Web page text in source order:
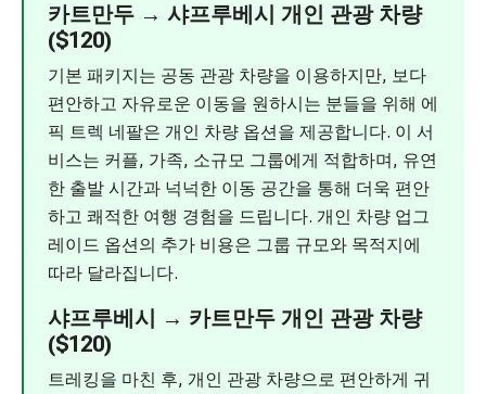
카트만두 → 샤프루베시 개인 관광 차량
($120)
기본 패키지는 공동 관광 차량을 이용하지만, 보다
편안하고 자유로운 이동을 원하시는 분들을 위해 에
픽 트렉 네팔은 개인 차량 옵션을 제공합니다. 이 서
비스는 커플, 가족, 소규모 그룹에게 적합하며, 유연
한 출발 시간과 넉넉한 이동 공간을 통해 더욱 편안
하고 쾌적한 여행 경험을 드립니다. 개인 차량 업그
레이드 옵션의 추가 비용은 그룹 규모와 목적지에
따라 달라집니다.
샤프루베시 → 카트만두 개인 관광 차량
($120)
트레킹을 마친 후, 개인 관광 차량으로 편안하게 귀